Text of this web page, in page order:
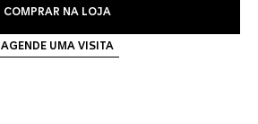
COMPRAR NA LOJA
AGENDE UMA VISITA